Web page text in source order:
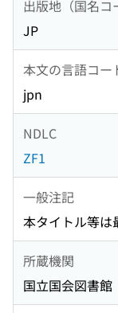
出版地（国名コ
JP
本文の言語コー
jpn
NDLC
ZF1
一般注記
本タイトル等は
所蔵機関
国立国会図書館